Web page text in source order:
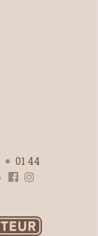
01 44